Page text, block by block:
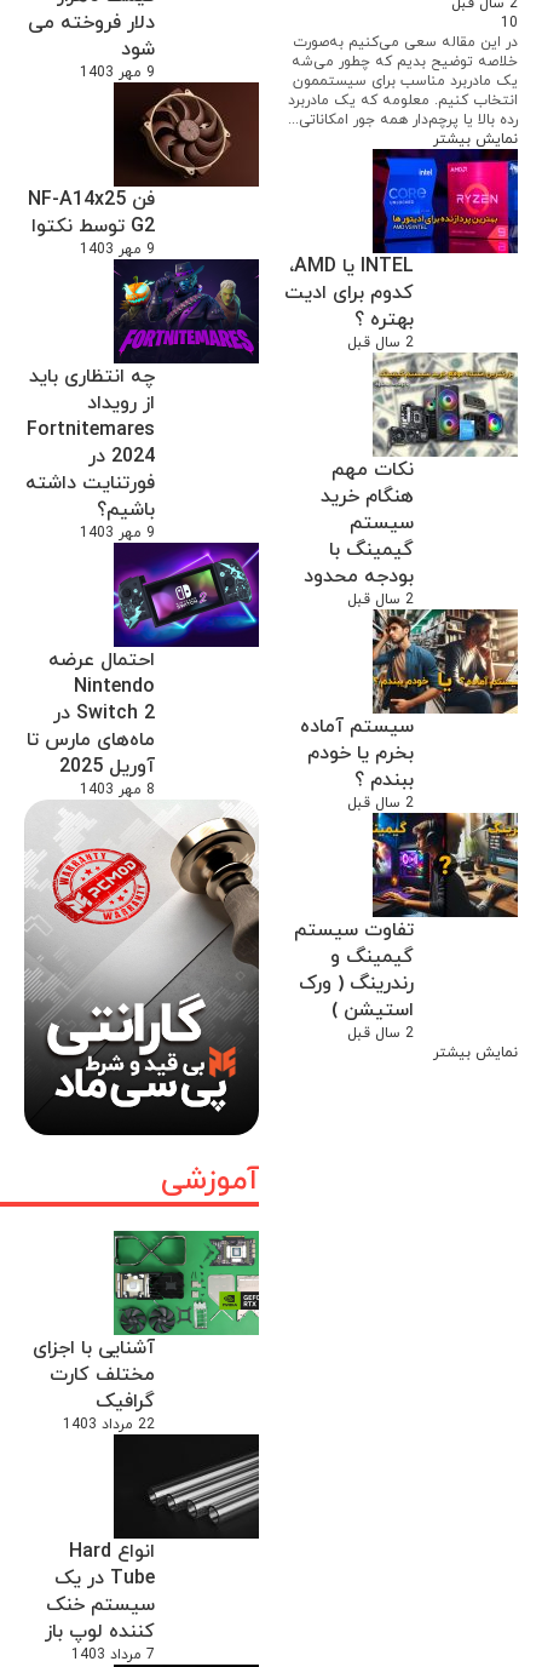
دلار فروخته می
شود
9 مهر 1403
فن NF-A14x25
G2 توسط نکتوا
9 مهر 1403
چه انتظاری باید
از رویداد
Fortnitemares
2024 در
فورتنایت داشته
باشیم؟
9 مهر 1403
احتمال عرضه
Nintendo
Switch 2 در
ماه‌های مارس تا
آوریل 2025
8 مهر 1403
آموزشی
آشنایی با اجزای
مختلف کارت
گرافیک
22 مرداد 1403
انواع Hard
Tube در یک
سیستم خنک
کننده لوپ باز
7 مرداد 1403
10
در این مقاله سعی می‌کنیم به‌صورت
خلاصه توضیح بدیم که چطور می‌شه
یک مادربرد مناسب برای سیستممون
انتخاب کنیم. معلومه که یک مادربرد
رده بالا یا پرچم‌دار همه جور امکاناتی...
نمایش بیشتر
INTEL یا AMD،
کدوم برای ادیت
بهتره ؟
2 سال قبل
نکات مهم
هنگام خرید
سیستم
گیمینگ با
بودجه محدود
2 سال قبل
سیستم آماده
بخرم یا خودم
ببندم ؟
2 سال قبل
تفاوت سیستم
گیمینگ و
رندرینگ ( ورک
استیشن )
2 سال قبل
نمایش بیشتر